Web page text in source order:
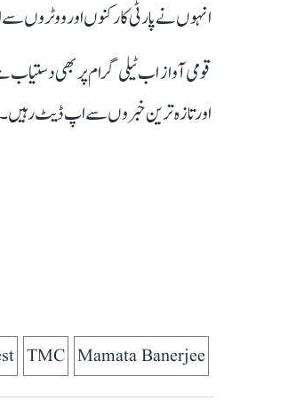
انہوں نے پارٹی کارکنوں اور ووٹروں سے
قومی آواز اب ٹیلی گرام پر بھی
اور تازہ ترین خبروں سے اپ ڈیٹ رہیں۔
Mamata Banerjee
TMC